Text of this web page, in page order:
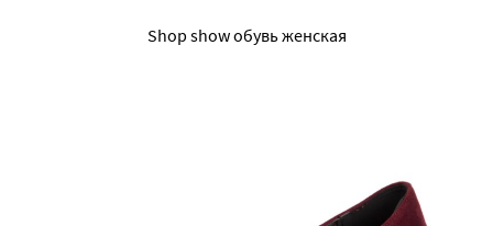
Shop show обувь женская